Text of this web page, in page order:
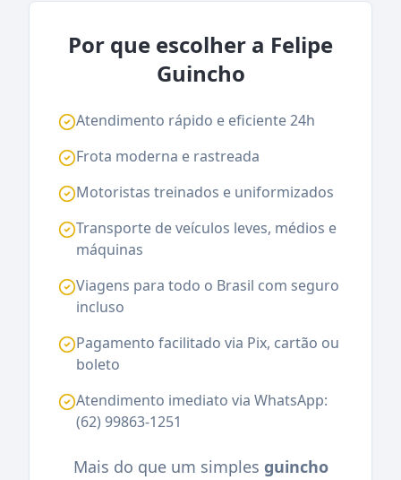
Por que escolher a Felipe
Guincho
Atendimento rápido e eficiente 24h
Frota moderna e rastreada
Motoristas treinados e uniformizados
Transporte de veículos leves, médios e
máquinas
Viagens para todo o Brasil com seguro
incluso
Pagamento facilitado via Pix, cartão ou
boleto
Atendimento imediato via WhatsApp:
(62) 99863-1251
Mais do que um simples guincho